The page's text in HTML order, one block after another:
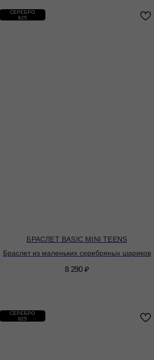
СЕРЕБРО
925
БРАСЛЕТ BASIC MINI TEENS
Браслет из маленьких серебряных шариков
8 290 ₽
СЕРЕБРО
925